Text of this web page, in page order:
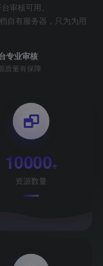
审核可用。
自有服务器，只为为用
专业审核
质量有保障
10000+
资源数量